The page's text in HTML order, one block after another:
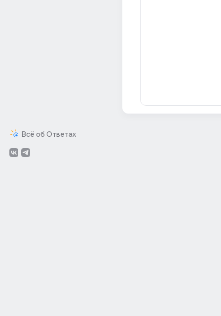
Всё об Ответах